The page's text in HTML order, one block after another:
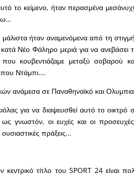
το κείμενο, ήταν περασμένα
ήταν αναμενόμενα από τη
Νέο Φάληρο μεριά για να
κουβεντιάζαμε μεταξύ σοβαρού
Ντάμπι….
ανάμεσα σε Παναθηναϊκό και
για να διαψευσθεί αυτό το οικτρό
ως γνωστόν, οι ευχές και οι
ουσιαστικές πράξεις…
τίτλο του SPORT 24 είναι